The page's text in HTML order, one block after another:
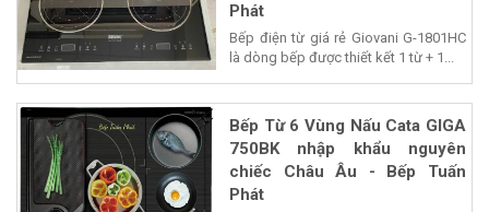
Phát
Bếp điện từ giá rẻ Giovani G-1801HC
là dòng bếp được thiết kết 1 từ + 1...
Bếp Từ 6 Vùng Nấu Cata GIGA
750BK nhập khẩu nguyên
chiếc Châu Âu - Bếp Tuấn
Phát